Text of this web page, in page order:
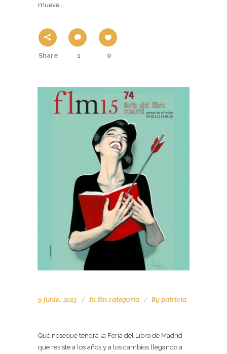
mueve...
Share 1 0
9 junio, 2015 InSin categoría Bypatricia
Qué nosequé tendrá la Feria del Libro de Madrid
que resiste a los años y a los cambios llegando a